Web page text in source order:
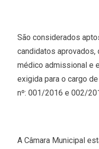
São considerados
candidatos aprovados,
médico admissional e
exigida para o cargo
nº: 001/2016 e 002/
A Câmara Municipal